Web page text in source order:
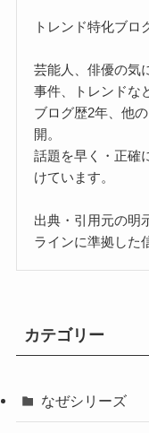
トレンド特化ブロ
芸能人、俳優の気
事件、トレンドな
ブログ歴2年、他
開。
話題を早く・正確
けています。
出典・引用元の明
ラインに準拠した
カテゴリー
なぜシリーズ